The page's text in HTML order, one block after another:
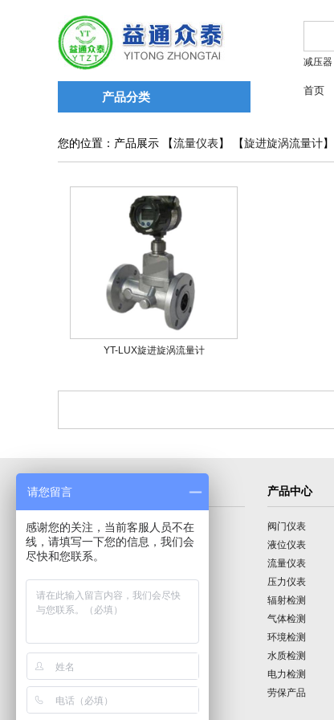
产品分类
减压器
首页
您的位置：产品展示 【流量仪表 】 【旋进旋涡流量计】
YT-LUX旋进旋涡流量计
导航菜单
首页
公司介绍
产品展示
技术园地
行业动态
联系我们
产品中心
阀门仪表
液位仪表
流量仪表
压力仪表
辐射检测
气体检测
环境检测
水质检测
电力检测
劳保产品
请您留言
感谢您的关注，当前客服人员不在
线，请填写一下您的信息，我们会
尽快和您联系。